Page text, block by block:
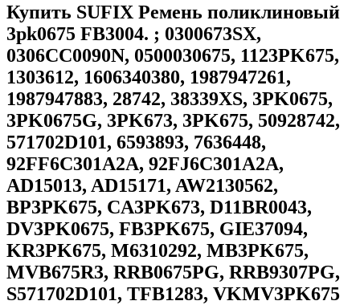
Купить SUFIX Ремень поликлиновый
3pk0675 FB3004. ; 0300673SX,
0306CC0090N, 0500030675, 1123PK675,
1303612, 1606340380, 1987947261,
1987947883, 28742, 38339XS, 3PK0675,
3PK0675G, 3PK673, 3PK675, 50928742,
571702D101, 6593893, 7636448,
92FF6C301A2A, 92FJ6C301A2A,
AD15013, AD15171, AW2130562,
BP3PK675, CA3PK673, D11BR0043,
DV3PK0675, FB3PK675, GIE37094,
KR3PK675, M6310292, MB3PK675,
MVB675R3, RRB0675PG, RRB9307PG,
S571702D101, TFB1283, VKMV3PK675